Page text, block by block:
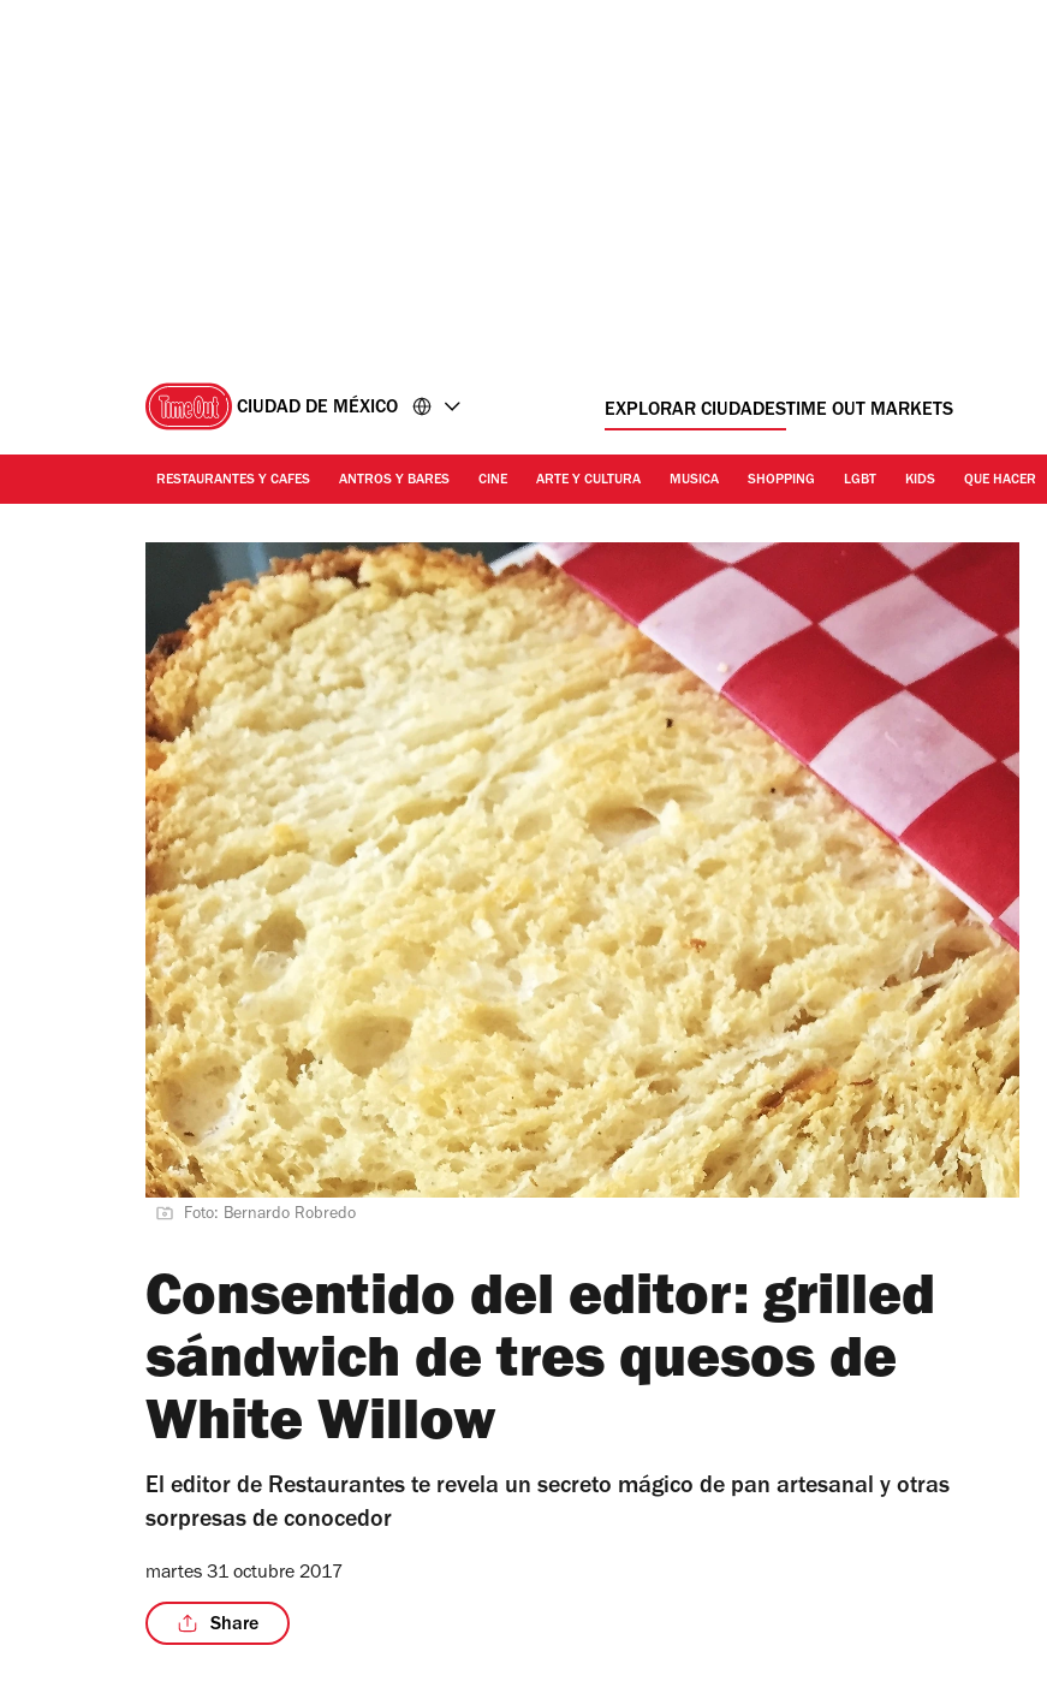
CIUDAD DE MÉXICO EXPLORAR CIUDADESTIME OUT MARKETS
RESTAURANTES Y CAFES ANTROS Y BARES CINE ARTE Y CULTURA MUSICA SHOPPING LGBT KIDS QUE HACER
Foto: Bernardo Robredo
Consentido del editor: grilled
sándwich de tres quesos de
White Willow
El editor de Restaurantes te revela un secreto mágico de pan artesanal y otras
sorpresas de conocedor
martes 31 octubre 2017
Share